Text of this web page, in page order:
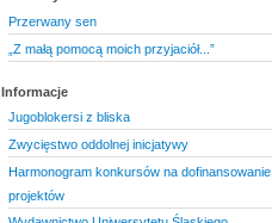
Przerwany sen
„Z małą pomocą moich przyjaciół...”
Informacje
Jugoblokersi z bliska
Zwycięstwo oddolnej inicjatywy
Harmonogram konkursów na dofinansowanie
projektów